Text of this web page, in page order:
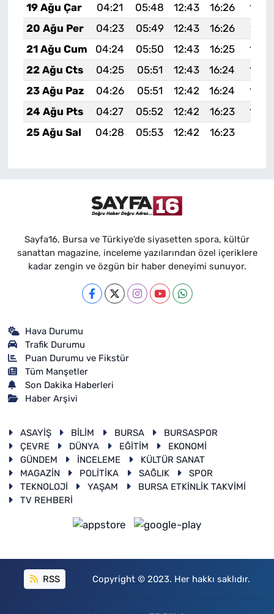
19 Ağu Çar
04:21 05:48 12:43 16:26
20 Ağu Per
04:23 05:49 12:43 16:26
19:27
21 Ağu Cum
04:24 05:50 12:43 16:25
22 Ağu Cts
04:25 05:51 12:43 16:24
23 Ağu Paz
04:26 05:51 12:42 16:24
24 Ağu Pts
04:27 05:52 12:42 16:23
25 Ağu Sal
04:28 05:53 12:42 16:23
Sayfa16, Bursa ve Türkiye'de siyasetten spora, kültür
sanattan magazine, inceleme yazılarından özel içeriklere
kadar zengin ve özgün bir haber deneyimi sunuyor.
Hava Durumu
Trafik Durumu
Puan Durumu ve Fikstür
Tüm Manşetler
Son Dakika Haberleri
Haber Arşivi
ASAYİŞ BİLİM BURSA
BURSASPOR
ÇEVRE
DÜNYA EĞİTİM
EKONOMİ
GÜNDEM
İNCELEME
KÜLTÜR SANAT
MAGAZİN
POLİTİKA SAĞLIK
SPOR
TEKNOLOJİ
YAŞAM
BURSA ETKİNLİK TAKVİMİ
TV REHBERİ
RSS Copyright © 2023. Her hakkı saklıdır.